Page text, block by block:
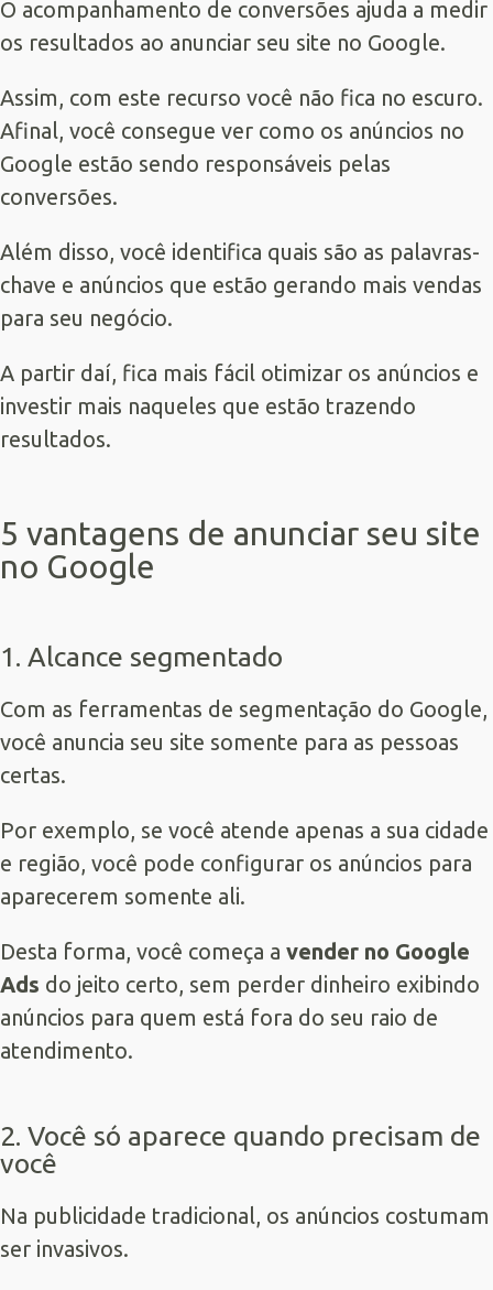
O acompanhamento de conversões ajuda a medir
os resultados ao anunciar seu site no Google.
Assim, com este recurso você não fica no escuro.
Afinal, você consegue ver como os anúncios no
Google estão sendo responsáveis pelas
conversões.
Além disso, você identifica quais são as palavras-
chave e anúncios que estão gerando mais vendas
para seu negócio.
A partir daí, fica mais fácil otimizar os anúncios e
investir mais naqueles que estão trazendo
resultados.
5 vantagens de anunciar seu site
no Google
1. Alcance segmentado
Com as ferramentas de segmentação do Google,
você anuncia seu site somente para as pessoas
certas.
Por exemplo, se você atende apenas a sua cidade
e região, você pode configurar os anúncios para
aparecerem somente ali.
Desta forma, você começa a vender no Google
Ads do jeito certo, sem perder dinheiro exibindo
anúncios para quem está fora do seu raio de
atendimento.
2. Você só aparece quando precisam de
você
Na publicidade tradicional, os anúncios costumam
ser invasivos.